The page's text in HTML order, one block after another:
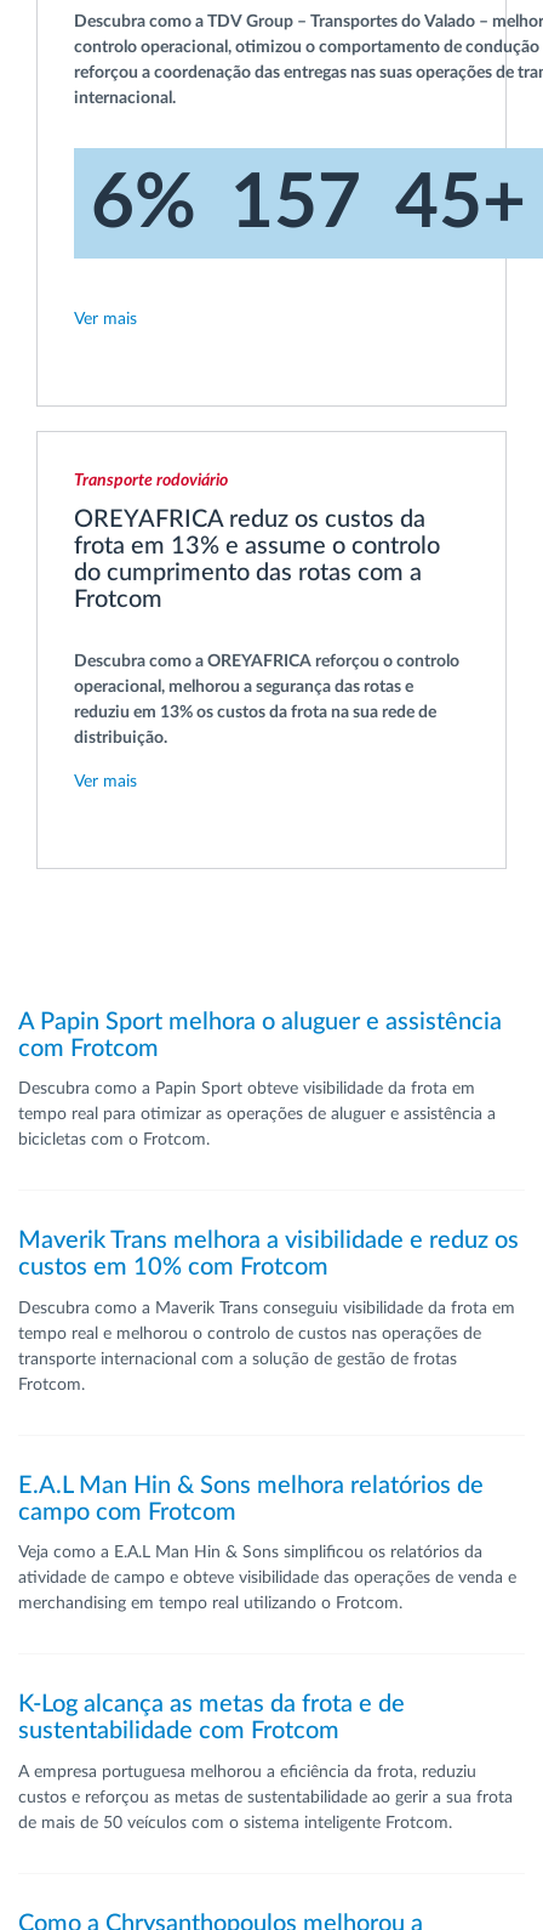
Descubra como a TDV Group – Transportes do Valado –
controlo operacional, otimizou o comportamento de condução
reforçou a coordenação das entregas nas suas operações de
internacional.
6% 157 45+
Ver mais
Transporte rodoviário
OREYAFRICA reduz os custos da
frota em 13% e assume o controlo
do cumprimento das rotas com a
Frotcom
Descubra como a OREYAFRICA reforçou o controlo
operacional, melhorou a segurança das rotas e
reduziu em 13% os custos da frota na sua rede de
distribuição.
Ver mais
A Papin Sport melhora o aluguer e assistência
com Frotcom
Descubra como a Papin Sport obteve visibilidade da frota em
tempo real para otimizar as operações de aluguer e assistência a
bicicletas com o Frotcom.
Maverik Trans melhora a visibilidade e reduz os
custos em 10% com Frotcom
Descubra como a Maverik Trans conseguiu visibilidade da frota em
tempo real e melhorou o controlo de custos nas operações de
transporte internacional com a solução de gestão de frotas
Frotcom.
E.A.L Man Hin & Sons melhora relatórios de
campo com Frotcom
Veja como a E.A.L Man Hin & Sons simplificou os relatórios da
atividade de campo e obteve visibilidade das operações de venda e
merchandising em tempo real utilizando o Frotcom.
K-Log alcança as metas da frota e de
sustentabilidade com Frotcom
A empresa portuguesa melhorou a eficiência da frota, reduziu
custos e reforçou as metas de sustentabilidade ao gerir a sua frota
de mais de 50 veículos com o sistema inteligente Frotcom.
Como a Chrysanthopoulos melhorou a